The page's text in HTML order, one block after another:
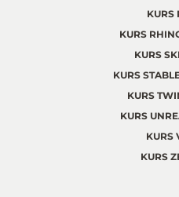
KURS
KURS
KURS
KURS
KURS
KURS
KURS
KURS